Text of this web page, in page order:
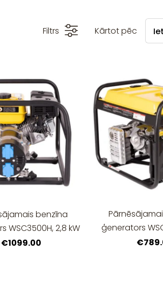
Filtrs Kārtot pēc
benzīna
WSC3500H, 2,8 kW
€1099.00
ģenerators